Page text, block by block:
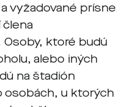
vyžadované prísne
ktoré budú
alebo iných
na štadión
u ktorých